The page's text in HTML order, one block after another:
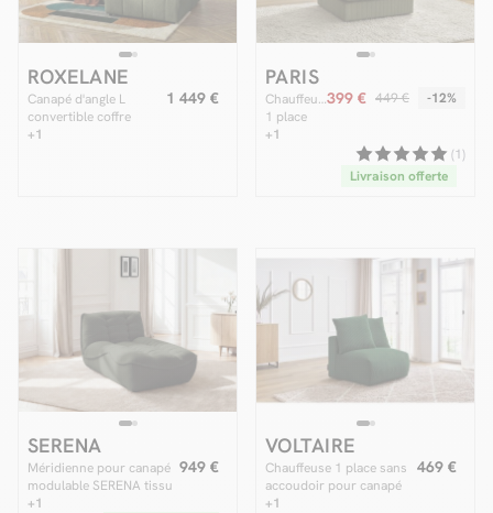
ROXELANE
Canapé d'angle L
convertible coffre
ROXELANE tissu chiné
1 449 €
+1
PARIS
Chauffeuse
1 place
pour
399 € 449 € -12%
+1
(1)
Livraison offerte
SERENA
Méridienne pour canapé
modulable SERENA tissu
chiné
949 €
+1
VOLTAIRE
Chauffeuse 1 place sans
accoudoir pour canapé
modulable VOLTAIRE
469 €
+1